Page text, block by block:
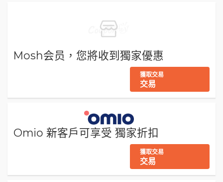
Mosh会员，您將收到獨家優惠
獲取交易
交易
Omio 新客戶可享受 獨家折扣
獲取交易
交易